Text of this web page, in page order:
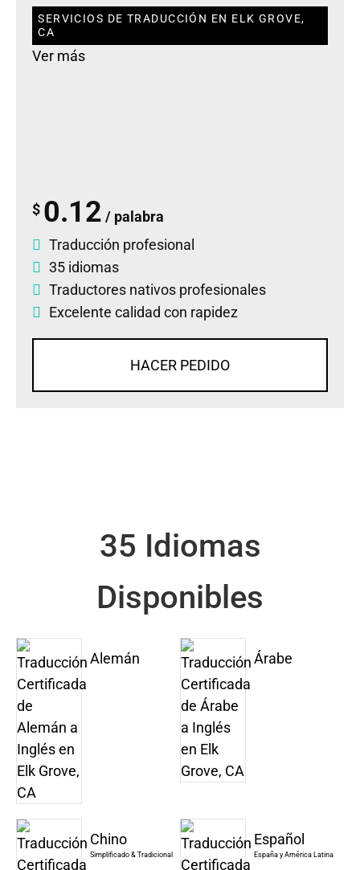
SERVICIOS DE TRADUCCIÓN EN ELK GROVE,
CA
Ver más
$ 0.12 / palabra
Traducción profesional
35 idiomas
Traductores nativos profesionales
Excelente calidad con rapidez
HACER PEDIDO
35 Idiomas
Disponibles
Alemán Árabe
Chino
Simplificado & Tradicional
Español
España y América Latina